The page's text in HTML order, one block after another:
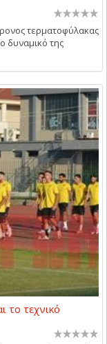
τερματοφύλακας
δυναμικό της
το τεχνικό